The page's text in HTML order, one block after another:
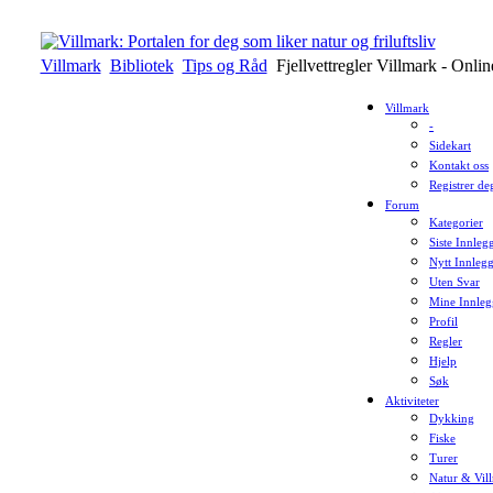
Villmark Bibliotek Tips og Råd Fjellvettregler Villmark -
Villmark
-
Sidekart
Kontakt oss
Registrer
Forum
Kategorier
Siste
Nytt Innlegg
Uten Svar
Mine
Profil
Regler
Hjelp
Søk
Aktiviteter
Dykking
Fiske
Turer
Natur &